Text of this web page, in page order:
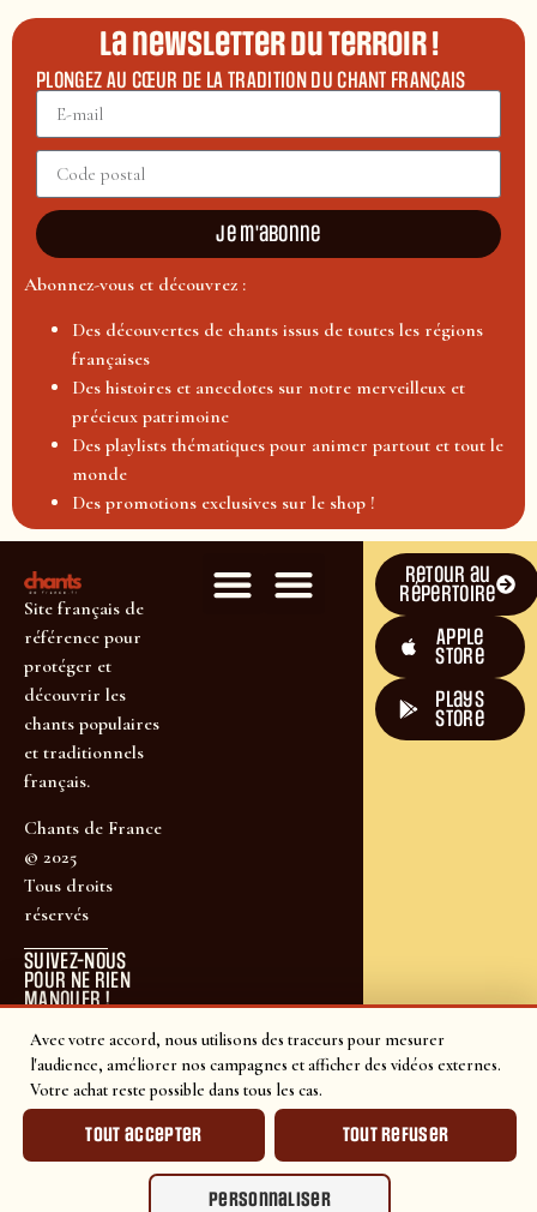
Avec votre accord, nous utilisons des traceurs pour mesurer
l'audience, améliorer nos campagnes et afficher des vidéos externes.
Votre achat reste possible dans tous les cas.
Tout accepter Tout refuser
Personnaliser
La newsletter du terroir !
PLONGEZ AU CŒUR DE LA TRADITION DU CHANT FRANÇAIS
Je m'abonne
Abonnez-vous et découvrez :
Des découvertes de chants issus de toutes les régions
françaises
Des histoires et anecdotes sur notre merveilleux et
précieux patrimoine
Des playlists thématiques pour animer partout et tout le
monde
Des promotions exclusives sur le shop !
Site français de
référence pour
protéger et
découvrir les
chants populaires
et traditionnels
français.
Chants de France
© 2025
Tous droits
réservés
SUIVEZ-NOUS
POUR NE RIEN
MANQUER !
Retour au
répertoire
Apple
Store
plays
store